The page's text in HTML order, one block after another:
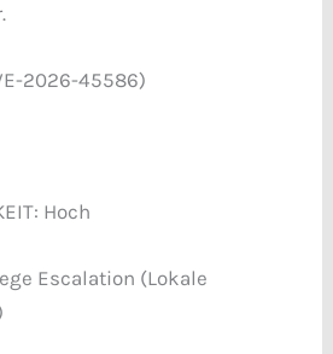
2026-45586)
Hoch
Escalation (Lokale